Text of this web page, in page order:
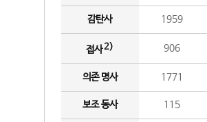
감탄사 1959
접사2) 906
의존 명사 1771
보조 동사 115